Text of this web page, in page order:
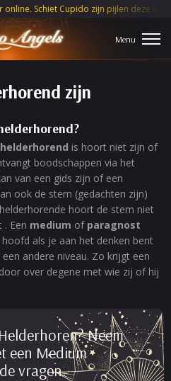
Cupido zijn pijlen deze week op
zijn
helderhorend is hoort niet zijn of
boodschappen via het
van een gids zijn of een
ook de stem (gedachten zijn)
hoort de stem niet
Een medium of paragnost
als je aan het denken bent
andere niveau. Zo krijgt een
over degene met wie zij of hij
Neem
een Medium
vragen.